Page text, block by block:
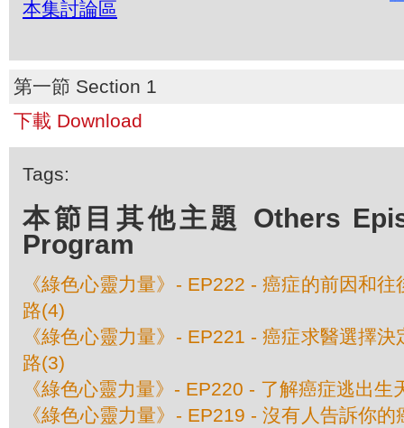
本集討論區
第一節 Section 1
下載 Download
Tags:
本節目其他主題 Others
Program
《綠色心靈力量》- EP222 - 癌症的前因和
路(4)
《綠色心靈力量》- EP221 - 癌症求醫選擇
路(3)
《綠色心靈力量》- EP220 - 了解癌症逃出生
《綠色心靈力量》- EP219 - 沒有人告訴你